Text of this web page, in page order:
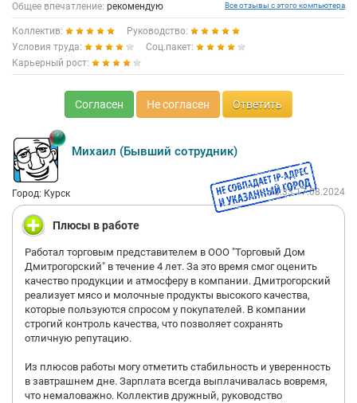
Общее впечатление: рекомендую Все отзывы с этого компьютера
Коллектив:
Руководство:
Условия труда:
Соц.пакет:
Карьерный рост:
Согласен Не согласен Ответить
Михаил (Бывший сотрудник)
Город: Курск 18:33 17.08.2024
Плюсы в работе
Работал торговым представителем в ООО "Торговый Дом
Дмитрогорский" в течение 4 лет. За это время смог оценить
качество продукции и атмосферу в компании. Дмитрогорский
реализует мясо и молочные продукты высокого качества,
которые пользуются спросом у покупателей. В компании
строгий контроль качества, что позволяет сохранять
отличную репутацию.
Из плюсов работы могу отметить стабильность и уверенность
в завтрашнем дне. Зарплата всегда выплачивалась вовремя,
что немаловажно. Коллектив дружный, руководство